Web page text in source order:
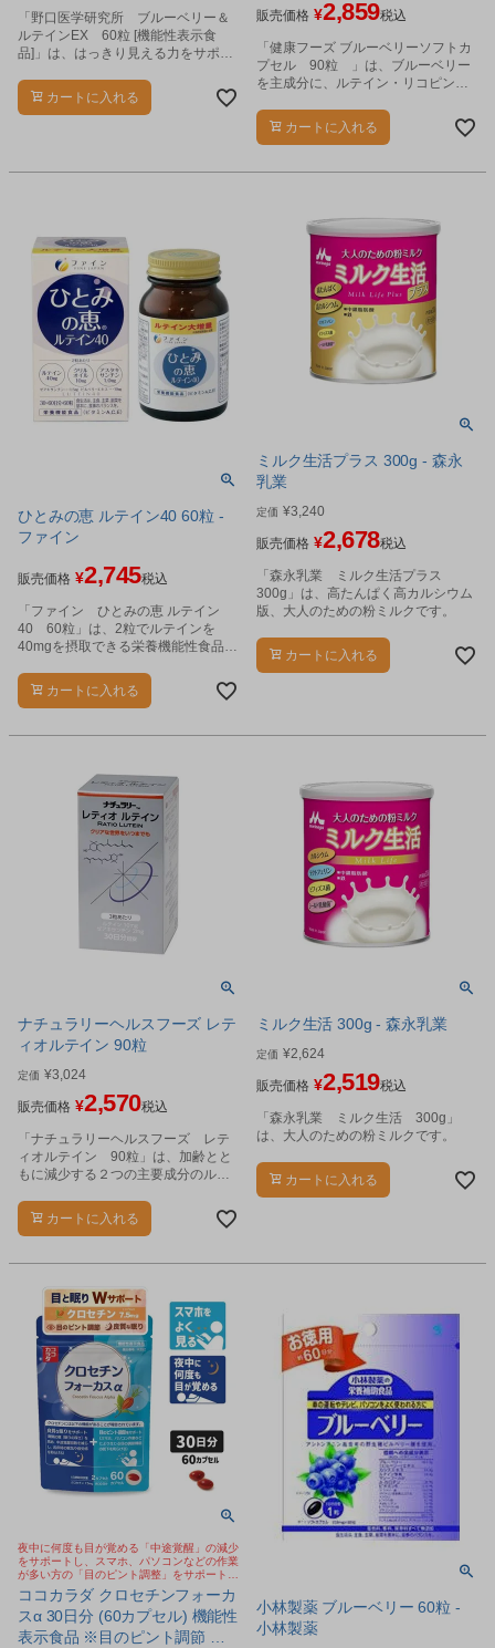
「野口医学研究所 ブルーベリー＆
ルテインEX 60粒 [機能性表示食
品]」は、はっきり見える力をサポー
カートに入れる
販売価格 ¥2,859税込
「健康フーズ ブルーベリーソフトカ
プセル 90粒 」は、ブルーベリー
を主成分に、ルテイン・リコピン・
などを配合した保健機能食品です。
カートに入れる
ひとみの恵 ルテイン40 60粒 -
ファイン
販売価格 ¥2,745税込
「ファイン ひとみの恵 ルテイン
40 60粒」は、2粒でルテインを
40mgを摂取できる栄養機能性食品
カートに入れる
ミルク生活プラス 300g - 森永
乳業
定価 ¥3,240
販売価格 ¥2,678税込
「森永乳業 ミルク生活プラス
300g」は、高たんぱく高カルシウム
版、大人のための粉ミルクです。
カートに入れる
ナチュラリーヘルスフーズ レテ
ィオルテイン 90粒
定価 ¥3,024
販売価格 ¥2,570税込
「ナチュラリーヘルスフーズ レテ
ィオルテイン 90粒」は、加齢とと
もに減少する２つの主要成分のルテ
給するために作られた栄養補助食品
です。
カートに入れる
ミルク生活 300g - 森永乳業
定価 ¥2,624
販売価格 ¥2,519税込
「森永乳業 ミルク生活 300g」
は、大人のための粉ミルクです。
カートに入れる
夜中に何度も目が覚める「中途覚醒」の減少
をサポートし、スマホ、パソコンなどの作業
が多い方の「目のピント調整」をサポートす
るサプリメント
ココカラダ クロセチンフォーカ
スα 30日分 (60カプセル) 機能性
表示食品 ※目のピント調節 睡
小林製薬 ブルーベリー 60粒 -
小林製薬